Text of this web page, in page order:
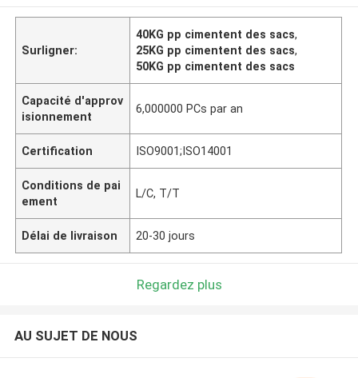
Surligner:
40KG pp cimentent des sacs,
25KG pp cimentent des sacs,
50KG pp cimentent des sacs
Capacité d'approv
isionnement
6,000000 PCs par an
Certification ISO9001;ISO14001
Conditions de pai
ement
L/C, T/T
Délai de livraison 20-30 jours
Regardez plus
AU SUJET DE NOUS